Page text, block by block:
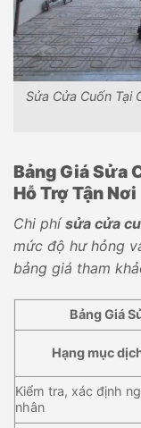
Sửa Cửa Cuốn Tại
Bảng Giá Sửa
Hỗ Trợ Tận Nơi
Chi phísửa cửa
mức độ hư hỏng
bảng giá tham
Bảng Giá
Hạng mục
Kiểm tra, xác định
nhân